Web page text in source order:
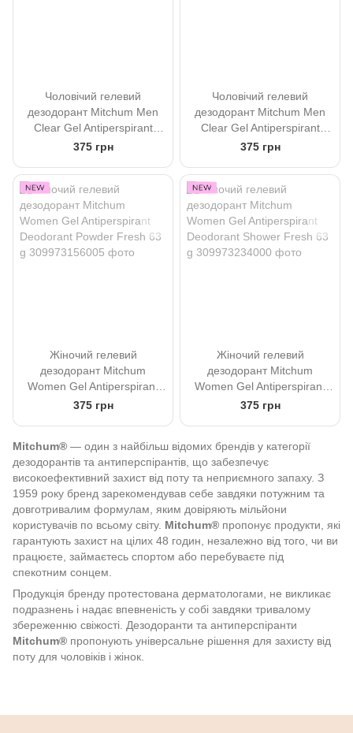
Чоловічий гелевий
дезодорант Mitchum Men
Clear Gel Antiperspirant
Deodorant Unscented 63g
375 грн
Чоловічий гелевий
дезодорант Mitchum Men
Clear Gel Antiperspirant
Deodorant Mountain Air 63 g
375 грн
Жіночий гелевий
дезодорант Mitchum
Women Gel Antiperspirant
Deodorant Powder Fresh 63
375 грн
Жіночий гелевий
дезодорант Mitchum
Women Gel Antiperspirant
Deodorant Shower Fresh 63
375 грн
Mitchum® — один з найбільш відомих брендів у категорії
дезодорантів та антиперспірантів, що забезпечує
високоефективний захист від поту та неприємного запаху. З
1959 року бренд зарекомендував себе завдяки потужним та
довготривалим формулам, яким довіряють мільйони
користувачів по всьому світу. Mitchum® пропонує продукти, які
гарантують захист на цілих 48 годин, незалежно від того, чи ви
працюєте, займаєтесь спортом або перебуваєте під
спекотним сонцем.
Продукція бренду протестована дерматологами, не викликає
подразнень і надає впевненість у собі завдяки тривалому
збереженню свіжості. Дезодоранти та антиперспіранти
Mitchum® пропонують універсальне рішення для захисту від
поту для чоловіків і жінок.